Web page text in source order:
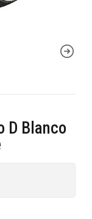
D Blanco